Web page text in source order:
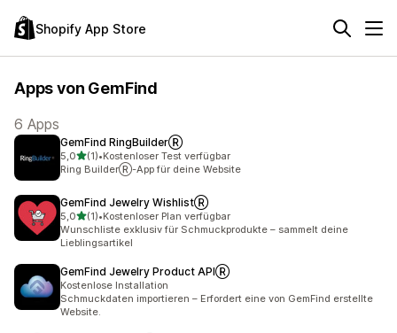
Shopify App Store
Apps von GemFind
6 Apps
GemFind RingBuilderⓇ
5,0von 5 Sternen
(1)
1 Rezensionen insgesamt
•Kostenloser Test verfügbar
Ring BuilderⓇ-App für deine Website
GemFind Jewelry WishlistⓇ
5,0von 5 Sternen
(1)
1 Rezensionen insgesamt
•Kostenloser Plan verfügbar
Wunschliste exklusiv für Schmuckprodukte – sammelt deine
Lieblingsartikel
GemFind Jewelry Product APIⓇ
Kostenlose Installation
Schmuckdaten importieren – Erfordert eine von GemFind erstellte
Website.